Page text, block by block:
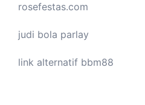
rosefestas.com
judi bola parlay
link alternatif bbm88